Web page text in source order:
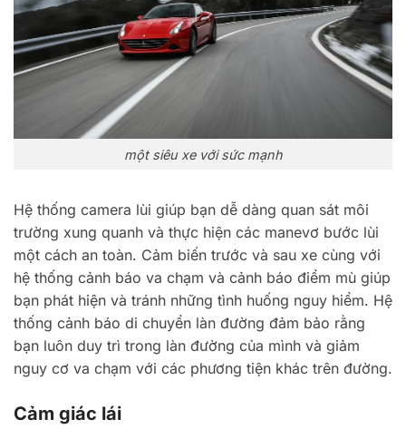
một siêu xe với sức mạnh
Hệ thống camera lùi giúp bạn dễ dàng quan sát môi
trường xung quanh và thực hiện các manevơ bước lùi
một cách an toàn. Cảm biến trước và sau xe cùng với
hệ thống cảnh báo va chạm và cảnh báo điểm mù giúp
bạn phát hiện và tránh những tình huống nguy hiểm. Hệ
thống cảnh báo di chuyển làn đường đảm bảo rằng
bạn luôn duy trì trong làn đường của mình và giảm
nguy cơ va chạm với các phương tiện khác trên đường.
Cảm giác lái